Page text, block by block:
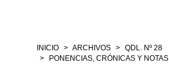
INICIO ARCHIVOS
QDL. Nº 28
PONENCIAS, CRÓNICAS Y NOTAS